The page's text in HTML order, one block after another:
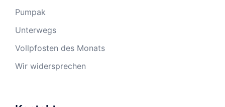
Pumpak
Unterwegs
Vollpfosten des Monats
Wir widersprechen